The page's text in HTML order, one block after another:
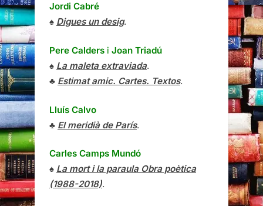
Jordi Cabré
♠ Digues un desig.
Pere Calders i Joan Triadú
♠ La maleta extraviada.
♣ Estimat amic. Cartes. Textos.
Lluís Calvo
♣ El meridià de París.
Carles Camps Mundó
♠ La mort i la paraula Obra poètica
(1988-2018).